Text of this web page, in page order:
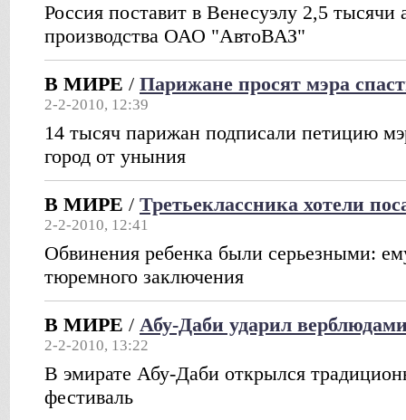
Россия поставит в Венесуэлу 2,5 тысячи
производства ОАО "АвтоВАЗ"
В МИРЕ / Парижане просят мэра
2-2-2010, 12:39
14 тысяч парижан подписали петицию
город от уныния
В МИРЕ / Третьеклассника хотели
2-2-2010, 12:41
Обвинения ребенка были серьезными:
тюремного заключения
В МИРЕ / Абу-Даби ударил
2-2-2010, 13:22
В эмирате Абу-Даби открылся
фестиваль